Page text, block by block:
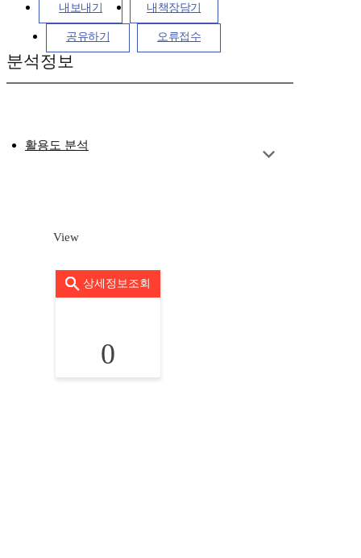
내보내기 내책장담기
공유하기 오류접수
분석정보
활용도 분석
View
상세정보조회
0